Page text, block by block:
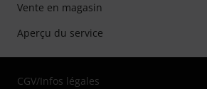
Vente en magasin
Aperçu du service
CGV/Infos légales